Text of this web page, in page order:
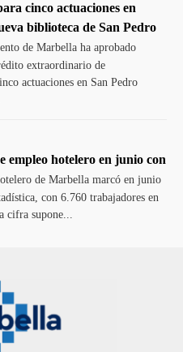
cinco actuaciones en
biblioteca de San Pedro
de Marbella ha aprobado
extraordinario de
actuaciones en San Pedro
hotelero en junio con
de Marbella marcó en junio
con 6.760 trabajadores en
cifra supone...